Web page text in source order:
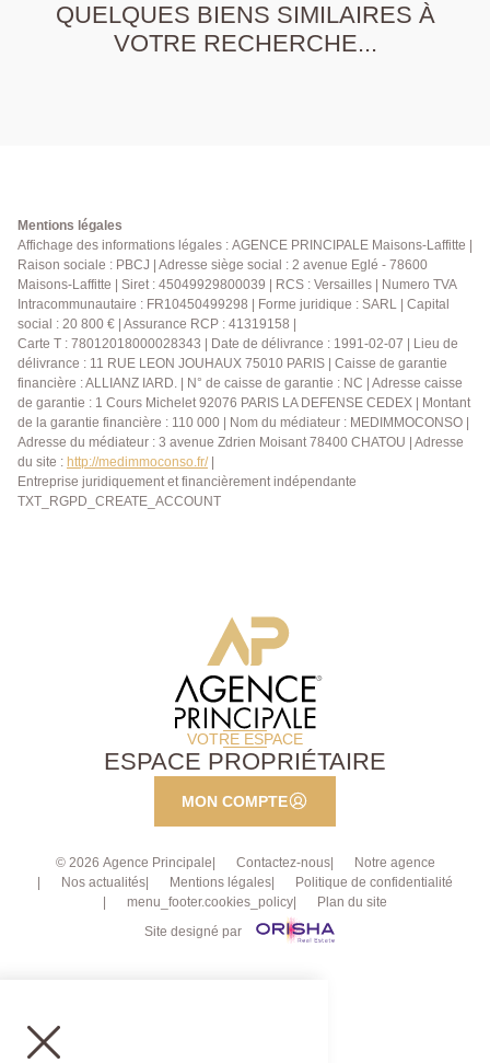
QUELQUES BIENS SIMILAIRES À
VOTRE RECHERCHE...
Mentions légales
Affichage des informations légales : AGENCE PRINCIPALE Maisons-Laffitte |
Raison sociale : PBCJ | Adresse siège social : 2 avenue Eglé - 78600
Maisons-Laffitte | Siret : 45049929800039 | RCS : Versailles | Numero TVA
Intracommunautaire : FR10450499298 | Forme juridique : SARL | Capital
social : 20 800 € | Assurance RCP : 41319158 |
Carte T : 78012018000028343 | Date de délivrance : 1991-02-07 | Lieu de
délivrance : 11 RUE LEON JOUHAUX 75010 PARIS | Caisse de garantie
financière : ALLIANZ IARD. | N° de caisse de garantie : NC | Adresse caisse
de garantie : 1 Cours Michelet 92076 PARIS LA DEFENSE CEDEX | Montant
de la garantie financière : 110 000 | Nom du médiateur : MEDIMMOCONSO |
Adresse du médiateur : 3 avenue Zdrien Moisant 78400 CHATOU | Adresse
du site : http://medimmoconso.fr/|
Entreprise juridiquement et financièrement indépendante
TXT_RGPD_CREATE_ACCOUNT
VOTRE ESPACE
ESPACE PROPRIÉTAIRE
MON COMPTE
© 2026 Agence Principale Contactez-nous
Notre agence
Nos actualités
Mentions légales
Politique de confidentialité
menu_footer.cookies_policy
Plan du site
Site designé par